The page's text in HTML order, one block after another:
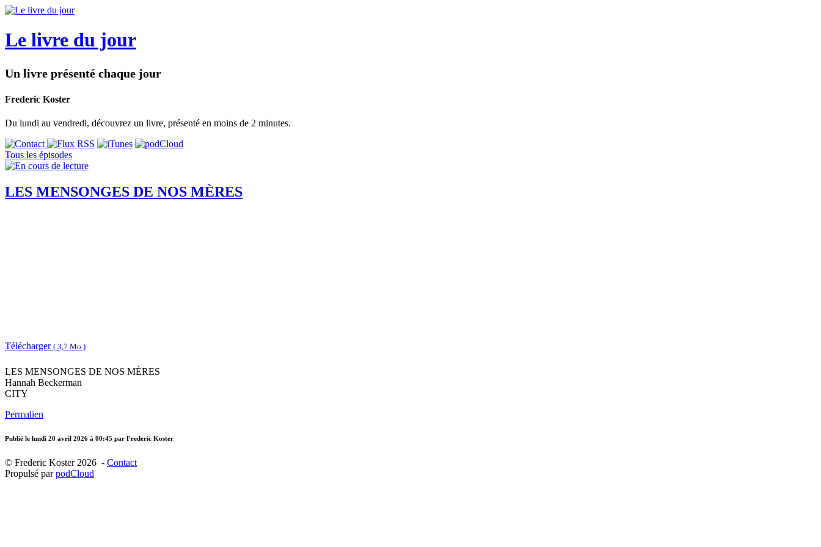
Le livre du jour
Un livre présenté chaque jour
Frederic Koster
Du lundi au vendredi, découvrez un livre, présenté en moins de 2 minutes.
Tous les épisodes
LES MENSONGES DE NOS MÈRES
Télécharger ( 3,7 Mo )
LES MENSONGES DE NOS MÈRES
Hannah Beckerman
CITY
Permalien
Publié le lundi 20 avril 2026 à 00:45 par Frederic Koster
© Frederic Koster 2026 - Contact
Propulsé parpodCloud